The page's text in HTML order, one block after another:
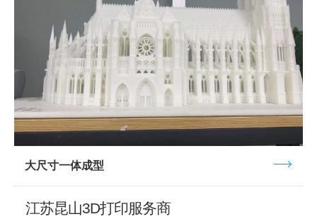
江苏昆山3D打印服务商
大尺寸一体成型